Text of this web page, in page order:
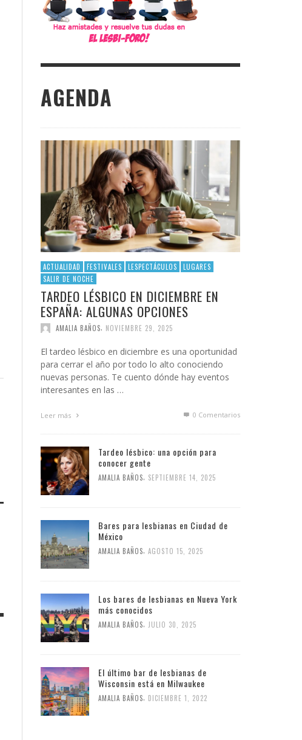
AGENDA
ACTUALIDAD FESTIVALES LESPECTÁCULOS
LUGARES
SALIR DE NOCHE
TARDEO LÉSBICO EN DICIEMBRE EN
ESPAÑA: ALGUNAS OPCIONES
AMALIA BAÑOS, NOVIEMBRE 29, 2025
El tardeo lésbico en diciembre es una oportunidad
para cerrar el año por todo lo alto conociendo
nuevas personas. Te cuento dónde hay eventos
interesantes en las …
Leer más 0 Comentarios
Tardeo lésbico: una opción para
conocer gente
AMALIA BAÑOS SEPTIEMBRE 14, 2025
Bares para lesbianas en Ciudad de
México
AMALIA BAÑOS AGOSTO 15, 2025
Los bares de lesbianas en Nueva York
más conocidos
AMALIA BAÑOS JULIO 30, 2025
El último bar de lesbianas de
Wisconsin está en Milwaukee
AMALIA BAÑOS DICIEMBRE 1, 2022